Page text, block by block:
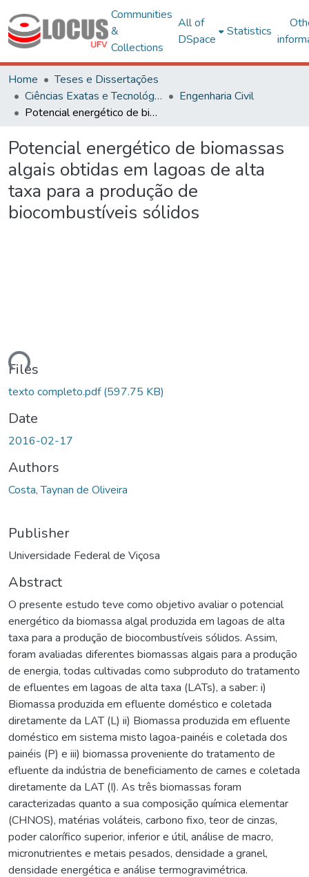
Communities
&
Collections
All of
DSpace
Statistics
Home
Teses e Dissertações
Ciências Exatas e Tecnológicas
Engenharia Civil
Potencial energético de biomassas algais obtidas em lagoas de alta taxa para a produção de biocombustíveis sólidos
Potencial energético de biomassas
algais obtidas em lagoas de alta
taxa para a produção de
biocombustíveis sólidos
Files
texto completo.pdf(597.75 KB)
Date
2016-02-17
Authors
Costa, Taynan de Oliveira
Publisher
Universidade Federal de Viçosa
Abstract
O presente estudo teve como objetivo avaliar o potencial
energético da biomassa algal produzida em lagoas de alta
taxa para a produção de biocombustíveis sólidos. Assim,
foram avaliadas diferentes biomassas algais para a produção
de energia, todas cultivadas como subproduto do tratamento
de efluentes em lagoas de alta taxa (LATs), a saber: i)
Biomassa produzida em efluente doméstico e coletada
diretamente da LAT (L) ii) Biomassa produzida em efluente
doméstico em sistema misto lagoa-painéis e coletada dos
painéis (P) e iii) biomassa proveniente do tratamento de
efluente da indústria de beneficiamento de carnes e coletada
diretamente da LAT (I). As três biomassas foram
caracterizadas quanto a sua composição química elementar
(CHNOS), matérias voláteis, carbono fixo, teor de cinzas,
poder calorífico superior, inferior e útil, análise de macro,
micronutrientes e metais pesados, densidade a granel,
densidade energética e análise termogravimétrica.